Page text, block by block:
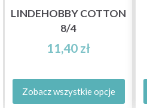
LINDEHOBBY COTTON
8/4
11,40 zł
Zobacz wszystkie opcje